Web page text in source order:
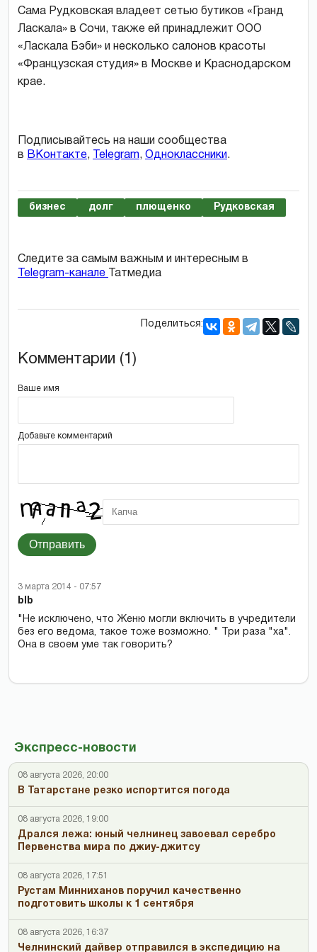
Экспресс-новости
08 августа 2026, 20:00
В Татарстане резко испортится погода
08 августа 2026, 19:00
Дрался лежа: юный челнинец завоевал серебро
Первенства мира по джиу-джитсу
08 августа 2026, 17:51
Рустам Минниханов поручил качественно
подготовить школы к 1 сентября
08 августа 2026, 16:37
Челнинский дайвер отправился в экспедицию на
Сама Рудковская владеет сетью бутиков «Гранд
Ласкала» в Сочи, также ей принадлежит ООО
«Ласкала Бэби» и несколько салонов красоты
«Французская студия» в Москве и Краснодарском
крае.
Подписывайтесь на наши сообщества
в ВКонтакте, Telegram, Одноклассники.
бизнес долг плющенко Рудковская
Следите за самым важным и интересным в
Telegram-канале
Татмедиа
Поделиться:
Комментарии (1)
Ваше имя
Добавьте комментарий
Отправить
3 марта 2014 - 07:57
blb
"Не исключено, что Женю могли включить в учредители
без его ведома, такое тоже возможно. " Три раза "ха".
Она в своем уме так говорить?